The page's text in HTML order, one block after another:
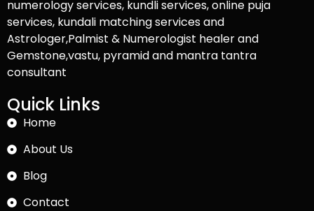
numerology services, kundli services, online puja
services, kundali matching services and
Astrologer,Palmist & Numerologist healer and
Gemstone,vastu, pyramid and mantra tantra
consultant
Quick Links
Home
About Us
Blog
Contact